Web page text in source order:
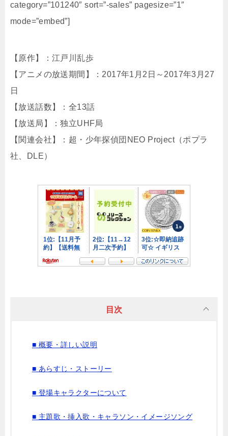
category=”101240″ sort=”-sales” pagesize=”1″
mode=”embed”]
【原作】：江戸川乱歩
【アニメの放送期間】：2017年1月2日～2017年3月27
日
【放送話数】：全13話
【放送局】：独立UHF局
【関連会社】：超・少年探偵団NEO Project（ポプラ
社、DLE）
目次
■ 概要・詳しい説明
■ あらすじ・ストーリー
■ 登場キャラクターについて
■ 主題歌・挿入歌・キャラソン・イメージソング